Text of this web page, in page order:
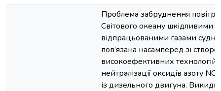
Проблема забруднення
Світового океану шкідливими
відпрацьованими газами
пов’язана насамперед зі
високоефективних технологій
нейтралізації оксидів азоту
із дизельного двигуна.